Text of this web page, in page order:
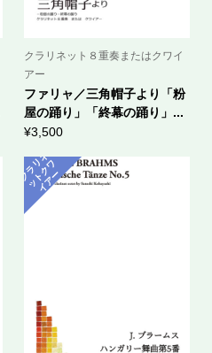
クラリネット８重奏またはクワイ
アー
ファリャ／三角帽子より「粉
屋の踊り」「終幕の踊り」...
¥3,500
ク
ラ
リ
ネ
ッ
ト
ク
ワ
イ
アー